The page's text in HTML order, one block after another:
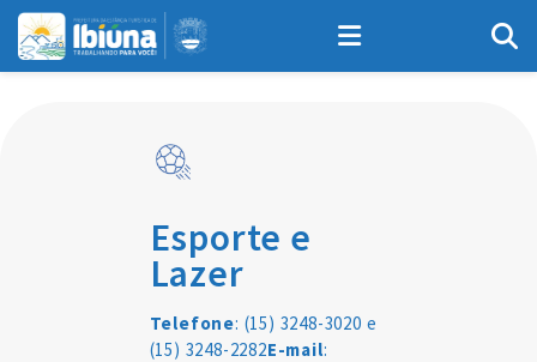
Esporte e
Lazer
Telefone: (15) 3248-3020 e
(15) 3248-2282E-mail: